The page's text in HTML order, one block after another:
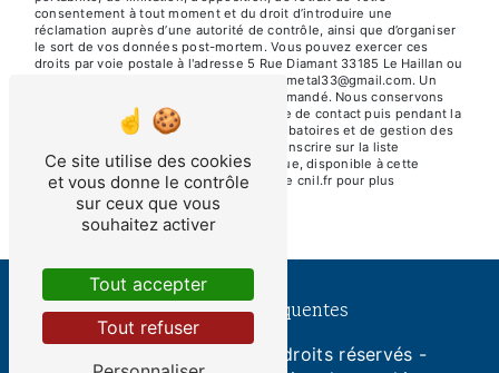
consentement à tout moment et du droit d’introduire une
réclamation auprès d’une autorité de contrôle, ainsi que d’organiser
le sort de vos données post-mortem. Vous pouvez exercer ces
droits par voie postale à l'adresse 5 Rue Diamant 33185 Le Haillan ou
par courrier électronique à l'adresse spemetal33@gmail.com. Un
justificatif d'identité pourra vous être demandé. Nous conservons
vos données pendant la période de prise de contact puis pendant la
durée de prescription légale aux fins probatoires et de gestion des
contentieux. Vous avez le droit de vous inscrire sur la liste
d'opposition au démarchage téléphonique, disponible à cette
adresse: Bloctel.gouv.fr . Consultez le site cnil.fr pour plus
d’informations sur vos droits.
Recherches fréquentes
- 2026 - Tous droits réservés -
Ce site utilise des cookies
et vous donne le contrôle
sur ceux que vous
souhaitez activer
Tout accepter
Tout refuser